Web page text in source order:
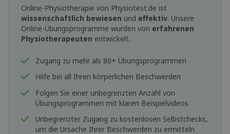
Online-Physiotherapie von Physiotest.de ist
wissenschaftlich bewiesen und effektiv. Unsere
Online-Übungsprogramme wurden von erfahrenen
Physiotherapeuten entwickelt.
Zugang zu mehr als 80+ Übungsprogrammen
Hilfe bei all Ihren körperlichen Beschwerden
Folgen Sie einer unbegrenzten Anzahl von
Übungsprogrammen mit klaren Beispielvideos
Unbegrenzter Zugang zu kostenlosen Selbstchecks,
um die Ursache Ihrer Beschwerden zu ermitteln